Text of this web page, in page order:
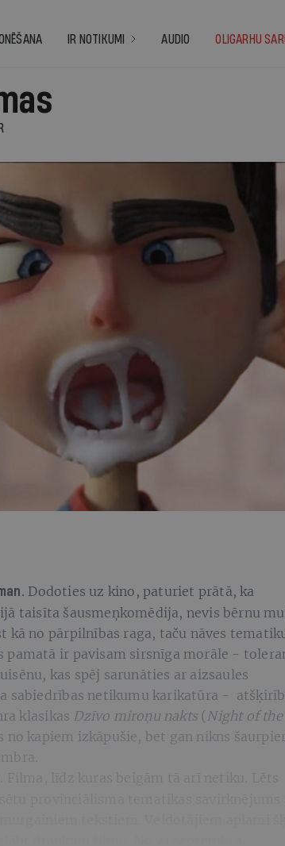
IR NOTIKUMI AUDIO OLIGARHU
IR
Dodoties uz kino, paturiet prātā, ka
taisīta šausmeņkomēdija, nevis bērnu
kā no pārpilnības raga, taču nāves
pamatā ir pavisam sirsnīga morāle -
kas spēj sarunāties ar aizsaules
sabiedrības netikumu karikatūra -
klasikas Dzīvo miroņu nakts(Night of
no kapiem izkāpušie, bet gan nikns